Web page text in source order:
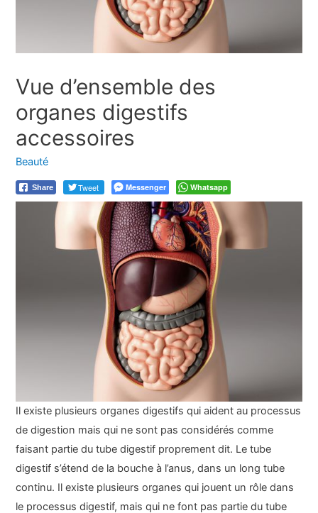
Vue d’ensemble des
organes digestifs
accessoires
Beauté
Share Tweet Messenger Whatsapp
Il existe plusieurs organes digestifs qui aident au processus
de digestion mais qui ne sont pas considérés comme
faisant partie du tube digestif proprement dit. Le tube
digestif s’étend de la bouche à l’anus, dans un long tube
continu. Il existe plusieurs organes qui jouent un rôle dans
le processus digestif, mais qui ne font pas partie du tube